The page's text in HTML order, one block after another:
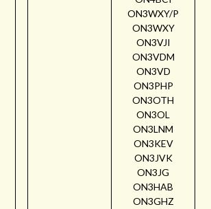
ON3WXY/P
ON3WXY
ON3VJI
ON3VDM
ON3VD
ON3PHP
ON3OTH
ON3OL
ON3LNM
ON3KEV
ON3JVK
ON3JG
ON3HAB
ON3GHZ